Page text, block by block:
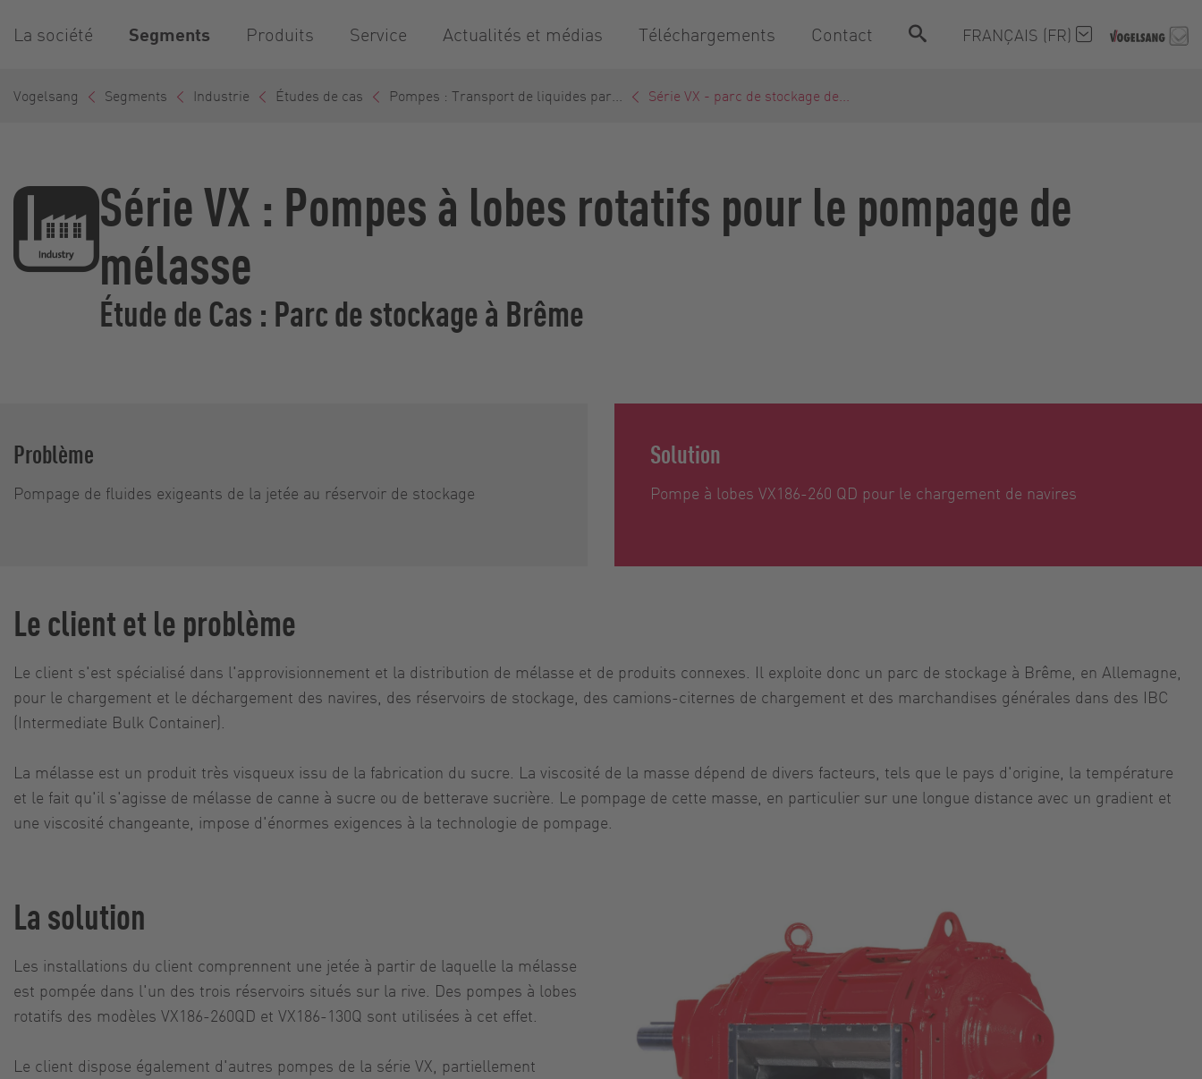
La société Segments Produits Service Actualités et médias Téléchargements Contact FRANÇAIS (FR)
Vogelsang Segments Industrie Études de cas Pompes : Transport de liquides par... Série VX - parc de stockage de...
Série VX : Pompes à lobes rotatifs pour le pompage de
mélasse
Étude de Cas : Parc de stockage à Brême
Problème
Pompage de fluides exigeants de la jetée au réservoir de stockage
Solution
Pompe à lobes VX186-260 QD pour le chargement de navires
Le client et le problème
Le client s'est spécialisé dans l'approvisionnement et la distribution de mélasse et de produits connexes. Il exploite donc un parc de stockage à Brême, en Allemagne,
pour le chargement et le déchargement des navires, des réservoirs de stockage, des camions-citernes de chargement et des marchandises générales dans des IBC
(Intermediate Bulk Container).
La mélasse est un produit très visqueux issu de la fabrication du sucre. La viscosité de la masse dépend de divers facteurs, tels que le pays d'origine, la température
et le fait qu'il s'agisse de mélasse de canne à sucre ou de betterave sucrière. Le pompage de cette masse, en particulier sur une longue distance avec un gradient et
une viscosité changeante, impose d'énormes exigences à la technologie de pompage.
La solution
Les installations du client comprennent une jetée à partir de laquelle la mélasse
est pompée dans l'un des trois réservoirs situés sur la rive. Des pompes à lobes
rotatifs des modèles VX186-260QD et VX186-130Q sont utilisées à cet effet.
Le client dispose également d'autres pompes de la série VX, partiellement